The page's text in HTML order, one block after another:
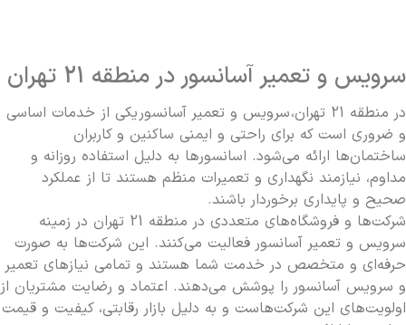
تعرفه تنظیم درب ها و قفل های آسانسور چقدر
است؟
چه عواملی بر خرابی موتور آسانسور مؤثر هستند؟
تعمیرات پیشگیرانه آسانسور چه مزایایی دارد؟
سرویس و تعمیر آسانسور در منطقه 21 تهران
در منطقه 21 تهران، سرویس و تعمیر آسانسوریکی از خدمات اساسی
و ضروری است که برای راحتی و ایمنی ساکنین و کاربران
ساختمان‌ها ارائه می‌شود. اسانسورها به دلیل استفاده روزانه و
مداوم، نیازمند نگهداری و تعمیرات منظم هستند تا از عملکرد
صحیح و پایداری برخوردار باشند.
شرکت‌ها و فروشگاه‌های متعددی در منطقه 21 تهران در زمینه
سرویس و تعمیر آسانسور فعالیت می‌کنند. این شرکت‌ها به صورت
حرفه‌ای و متخصص در خدمت شما هستند و تمامی نیازهای تعمیر
و سرویس آسانسور را پوشش می‌دهند. اعتماد و رضایت مشتریان از
اولویت‌های این شرکت‌هاست و به دلیل بازار رقابتی، کیفیت و قیمت